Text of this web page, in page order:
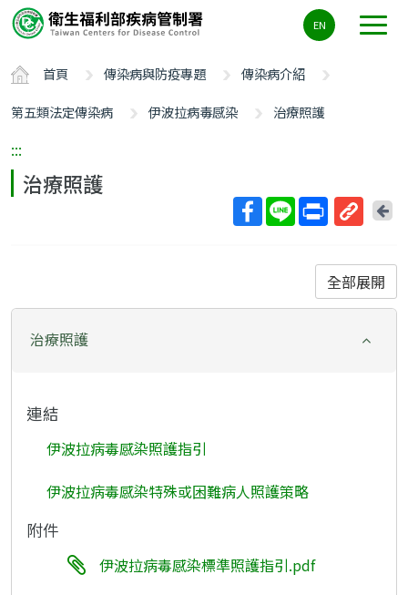
要
容
ALT+C
EN
首頁 傳染病與防疫專題
傳染病介紹
第五類法定傳染病
伊波拉病毒感染 治療照護
:::
治療照護
短
網
回
全部展開
治療照護
連結
伊波拉病毒感染照護指引
伊波拉病毒感染特殊或困難病人照護策略
附件
伊波拉病毒感染標準照護指引.pdf